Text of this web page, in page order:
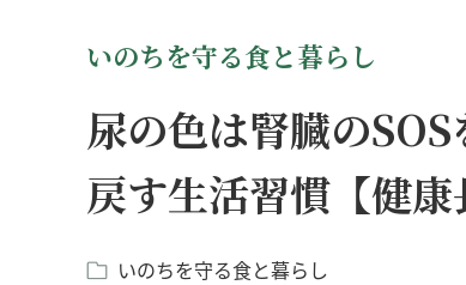
いのちを守る食と暮らし
尿の色は腎臓の
戻す生活習慣【健康
いのちを守る食と暮らし